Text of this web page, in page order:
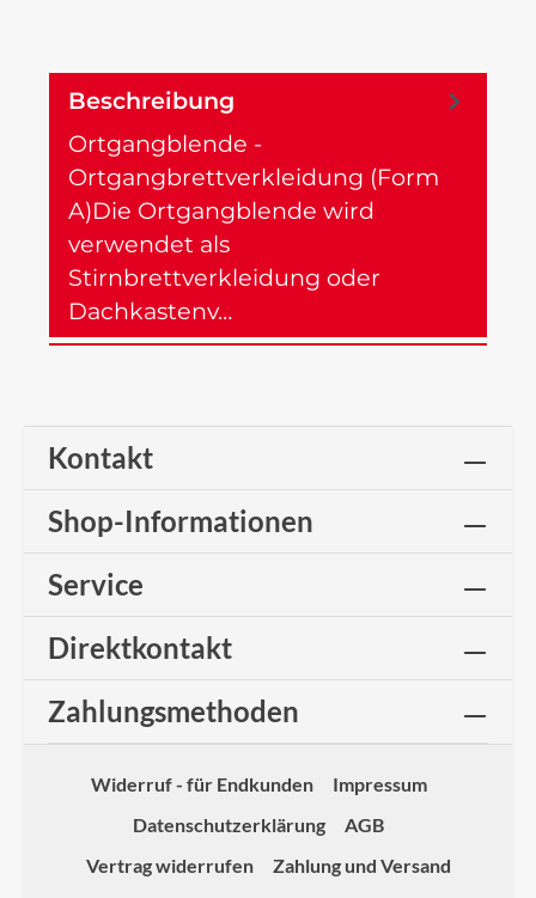
Beschreibung
Ortgangblende -
Ortgangbrettverkleidung (Form
A)Die Ortgangblende wird
verwendet als
Stirnbrettverkleidung oder
Dachkastenv…
Kontakt
Shop-Informationen
Service
Direktkontakt
Zahlungsmethoden
Widerruf - für Endkunden
Impressum
Datenschutzerklärung
AGB
Vertrag widerrufen
Zahlung und Versand